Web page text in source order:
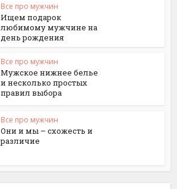
Все про мужчин
Ищем подарок
любимому мужчине на
день рождения
Все про мужчин
Мужское нижнее белье
и несколько простых
правил выбора
Все про мужчин
Они и мы – схожесть и
различие